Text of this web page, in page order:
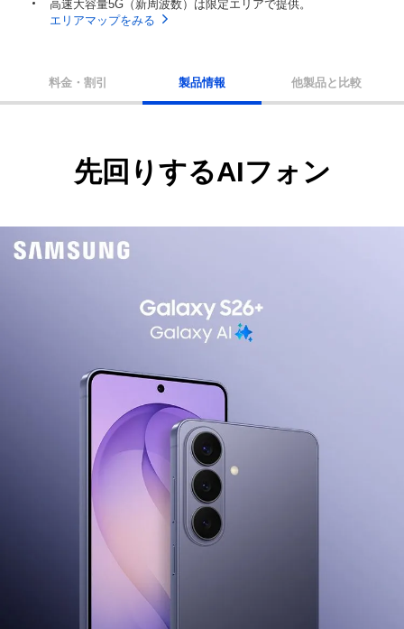
高速大容量5G（新周波数）は限定エリアで提供。
エリアマップをみる
料金・割引 製品情報 他製品と比較
先回りするAIフォン